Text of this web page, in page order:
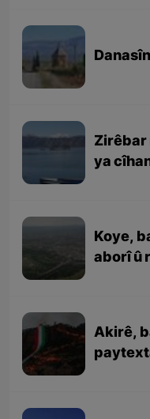
Zirêbar
ya
Koye,
aborî û
Akirê,